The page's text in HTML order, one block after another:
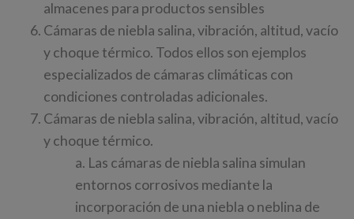
almacenes para productos sensibles
Cámaras de niebla salina, vibración, altitud, vacío
y choque térmico. Todos ellos son ejemplos
especializados de cámaras climáticas con
condiciones controladas adicionales.
Cámaras de niebla salina, vibración, altitud, vacío
y choque térmico.
a. Las cámaras de niebla salina simulan
entornos corrosivos mediante la
incorporación de una niebla o neblina de